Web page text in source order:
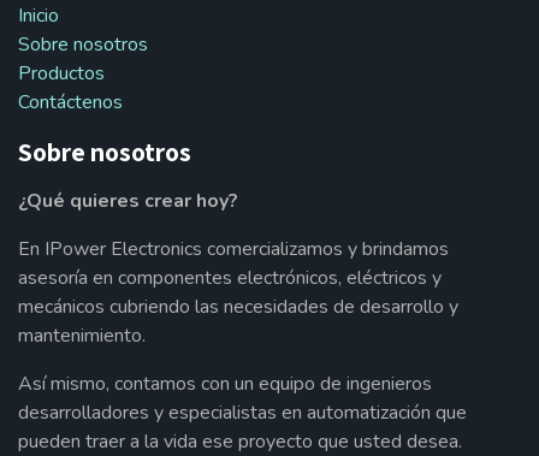
Inicio
Sobre nosotros
Productos
Contáctenos
Sobre nosotros
¿Qué quieres crear hoy?
En IPower Electronics comercializamos y brindamos
asesoría en componentes electrónicos, eléctricos y
mecánicos cubriendo las necesidades de desarrollo y
mantenimiento.
Así mismo, contamos con un equipo de ingenieros
desarrolladores y especialistas en automatización que
pueden traer a la vida ese proyecto que usted desea.